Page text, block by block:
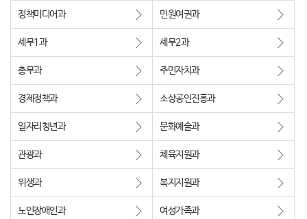
정보공개
행복복지
문화관광
정책미디어과 민원여권과
세무1과 세무2과
총무과 주민자치과
경제정책과 소상공인진흥과
일자리청년과 문화예술과
관광과 체육지원과
위생과 복지지원과
노인장애인과 여성가족과